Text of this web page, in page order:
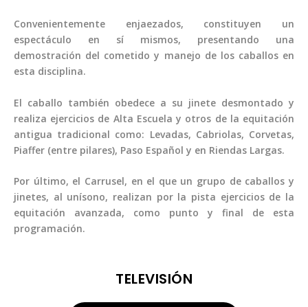
Convenientemente enjaezados, constituyen un
espectáculo en sí mismos, presentando una
demostración del cometido y manejo de los caballos en
esta disciplina.
El caballo también obedece a su jinete desmontado y
realiza ejercicios de Alta Escuela y otros de la equitación
antigua tradicional como: Levadas, Cabriolas, Corvetas,
Piaffer (entre pilares), Paso Español y en Riendas Largas.
Por último, el Carrusel, en el que un grupo de caballos y
jinetes, al unísono, realizan por la pista ejercicios de la
equitación avanzada, como punto y final de esta
programación.
TELEVISIÓN